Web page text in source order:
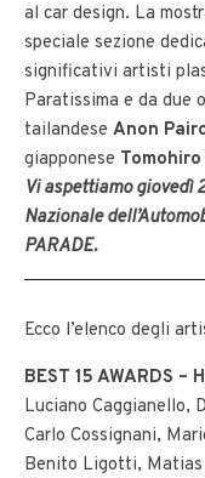
al car design. La
speciale sezione
significativi artisti
Paratissima e da due
tailandese Anon
giapponese
Vi aspettiamo giovedì
Nazionale
PARADE.
Ecco l’elenco degli
BEST 15 AWARDS –
Luciano Caggianello,
Carlo Cossignani,
Benito Ligotti, Matias